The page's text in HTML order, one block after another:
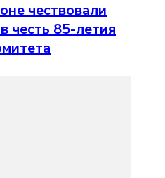
чествовали
честь 85-летия